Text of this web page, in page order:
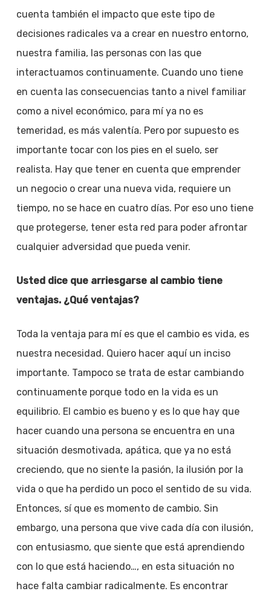
cuenta también el impacto que este tipo de
decisiones radicales va a crear en nuestro entorno,
nuestra familia, las personas con las que
interactuamos continuamente. Cuando uno tiene
en cuenta las consecuencias tanto a nivel familiar
como a nivel económico, para mí ya no es
temeridad, es más valentía. Pero por supuesto es
importante tocar con los pies en el suelo, ser
realista. Hay que tener en cuenta que emprender
un negocio o crear una nueva vida, requiere un
tiempo, no se hace en cuatro días. Por eso uno tiene
que protegerse, tener esta red para poder afrontar
cualquier adversidad que pueda venir.
Usted dice que arriesgarse al cambio tiene
ventajas. ¿Qué ventajas?
Toda la ventaja para mí es que el cambio es vida, es
nuestra necesidad. Quiero hacer aquí un inciso
importante. Tampoco se trata de estar cambiando
continuamente porque todo en la vida es un
equilibrio. El cambio es bueno y es lo que hay que
hacer cuando una persona se encuentra en una
situación desmotivada, apática, que ya no está
creciendo, que no siente la pasión, la ilusión por la
vida o que ha perdido un poco el sentido de su vida.
Entonces, sí que es momento de cambio. Sin
embargo, una persona que vive cada día con ilusión,
con entusiasmo, que siente que está aprendiendo
con lo que está haciendo…, en esta situación no
hace falta cambiar radicalmente. Es encontrar